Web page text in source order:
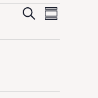
und
Suche